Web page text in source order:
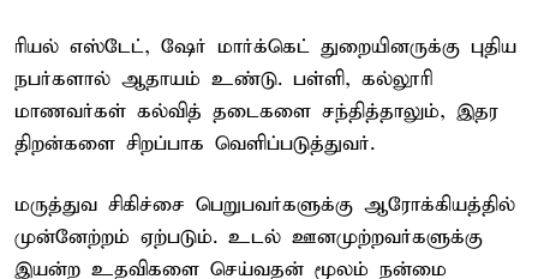
ரியல் எஸ்டேட், ஷேர் மார்க்கெட் துறையினருக்கு புதிய
நபர்களால் ஆதாயம் உண்டு. பள்ளி, கல்லூரி
மாணவர்கள் கல்வித் தடைகளை சந்தித்தாலும், இதர
திறன்களை சிறப்பாக வெளிப்படுத்துவர்.
மருத்துவ சிகிச்சை பெறுபவர்களுக்கு ஆரோக்கியத்தில்
முன்னேற்றம் ஏற்படும். உடல் ஊனமுற்றவர்களுக்கு
இயன்ற உதவிகளை செய்வதன் மூலம் நன்மை